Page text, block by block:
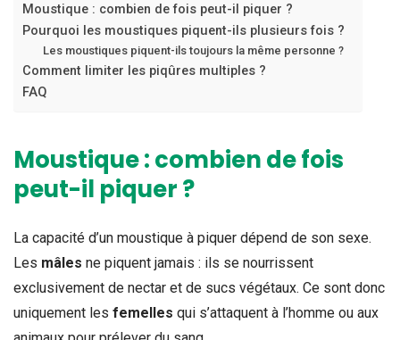
Moustique : combien de fois peut-il piquer ?
Pourquoi les moustiques piquent-ils plusieurs fois ?
Les moustiques piquent-ils toujours la même personne ?
Comment limiter les piqûres multiples ?
FAQ
Moustique : combien de fois
peut-il piquer ?
La capacité d’un moustique à piquer dépend de son sexe.
Les mâles ne piquent jamais : ils se nourrissent
exclusivement de nectar et de sucs végétaux. Ce sont donc
uniquement les femelles qui s’attaquent à l’homme ou aux